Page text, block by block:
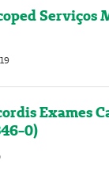
Serviços
Exames
0)